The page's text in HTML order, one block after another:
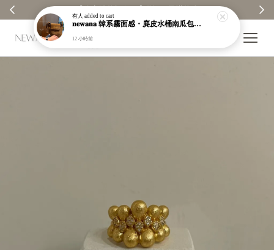
有人 added to cart
𝐧𝐞𝐰𝐚𝐧𝐚 韓系霧面感・麂皮水桶南瓜包｜通勤日常包｜高級皮革｜現貨＋預購【nk62】
12 小時前